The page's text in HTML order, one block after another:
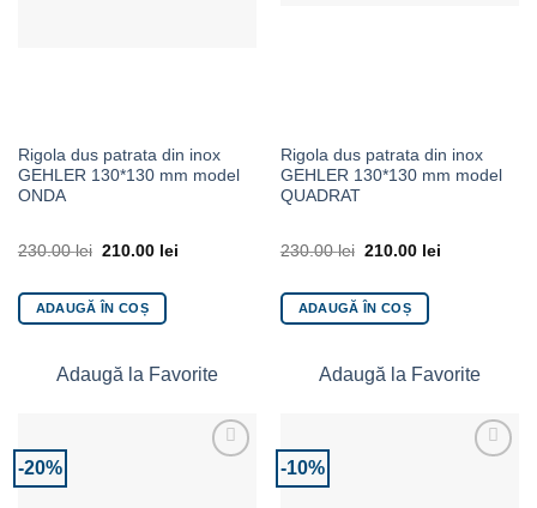
Rigola dus patrata din inox
GEHLER 130*130 mm model
ONDA
230.00lei 210.00 lei
ADAUGĂ ÎN COȘ
Adaugă la Favorite
Rigola dus patrata din inox
GEHLER 130*130 mm model
QUADRAT
230.00lei 210.00 lei
ADAUGĂ ÎN COȘ
Adaugă la Favorite
-20% -10%